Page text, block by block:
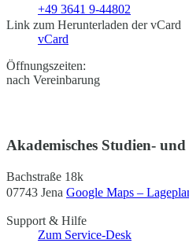
+49 3641 9-44802
Link zum Herunterladen der vCard
vCard
Öffnungszeiten:
nach Vereinbarung
Akademisches Studien-
Bachstraße 18k
07743 Jena Google Maps –
Support & Hilfe
Zum Service-Desk